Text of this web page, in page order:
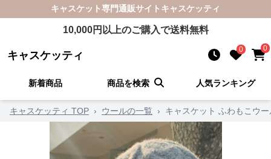
キャスケット専門通販サイト キャスケッティ
10,000円以上のご購入で送料無料
キャスケッティ 0 0
新着商品 商品を検索 人気ランキング
キャスケッティ TOP › ウールの一覧 › キャスケット ふわもこウ